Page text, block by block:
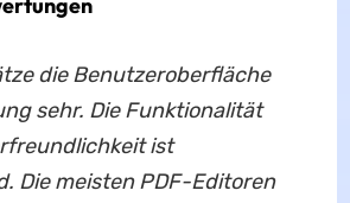
die Benutzeroberfläche
sehr. Die Funktionalität
ist
Die meisten PDF-Editoren